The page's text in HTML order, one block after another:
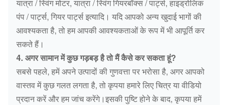
यात्रा / स्विंग मोटर, यात्रा / स्विंग गियरबॉक्स / पार्ट्स, हाइड्रोलिक
पंप / पार्ट्स, गियर पार्ट्स इत्यादि। यदि आपको अन्य खुदाई भागों की
आवश्यकता है, तो हम आपकी आवश्यकताओं के रूप में भी आपूर्ति कर
सकते हैं।
4. अगर सामान में कुछ गड़बड़ है तो मैं कैसे कर सकता हूं?
सबसे पहले, हमें अपने उत्पादों की गुणवत्ता पर भरोसा है, अगर आपको
वास्तव में कुछ गलत लगता है, तो कृपया हमारे लिए चित्र या वीडियो
प्रदान करें और हम जांच करेंगे।इसकी पुष्टि होने के बाद, कृपया हमें